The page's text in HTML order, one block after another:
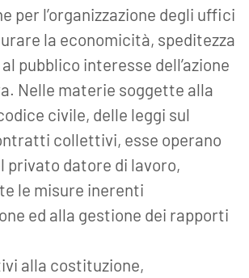
per l’organizzazione degli uffici
la economicità, speditezza
pubblico interesse dell’azione
Nelle materie soggette alla
civile, delle leggi sul
collettivi, esse operano
privato datore di lavoro,
le misure inerenti
ed alla gestione dei rapporti
alla costituzione,